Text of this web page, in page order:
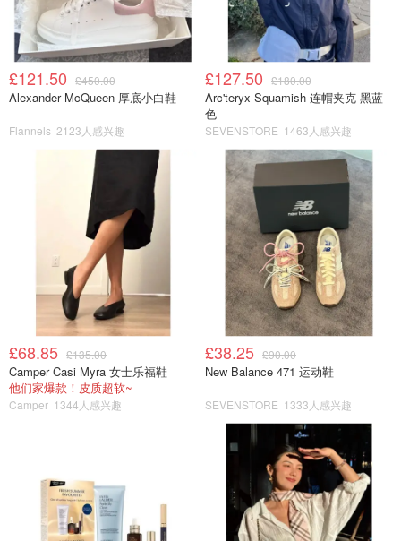
£121.50 £450.00
Alexander McQueen 厚底小白鞋
Flannels 2123人感兴趣
£127.50 £180.00
Arc'teryx Squamish 连帽夹克 黑蓝
色
SEVENSTORE 1463人感兴趣
£68.85 £135.00
Camper Casi Myra 女士乐福鞋
他们家爆款！皮质超软~
Camper 1344人感兴趣
£38.25 £90.00
New Balance 471 运动鞋
SEVENSTORE 1333人感兴趣